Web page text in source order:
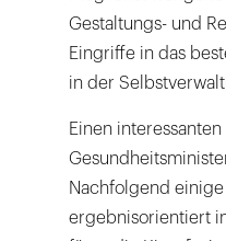
Gestaltungs- und
Eingriffe in das
in der
Einen
Nachfolgend
ergebnisorientiert